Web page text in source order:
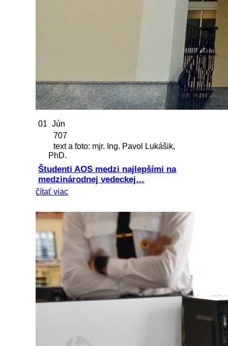
01 Jún
707
text a foto: mjr. Ing. Pavol Lukášik,
PhD.
Študenti AOS medzi najlepšími na
medzinárodnej vedeckej…
čítať viac